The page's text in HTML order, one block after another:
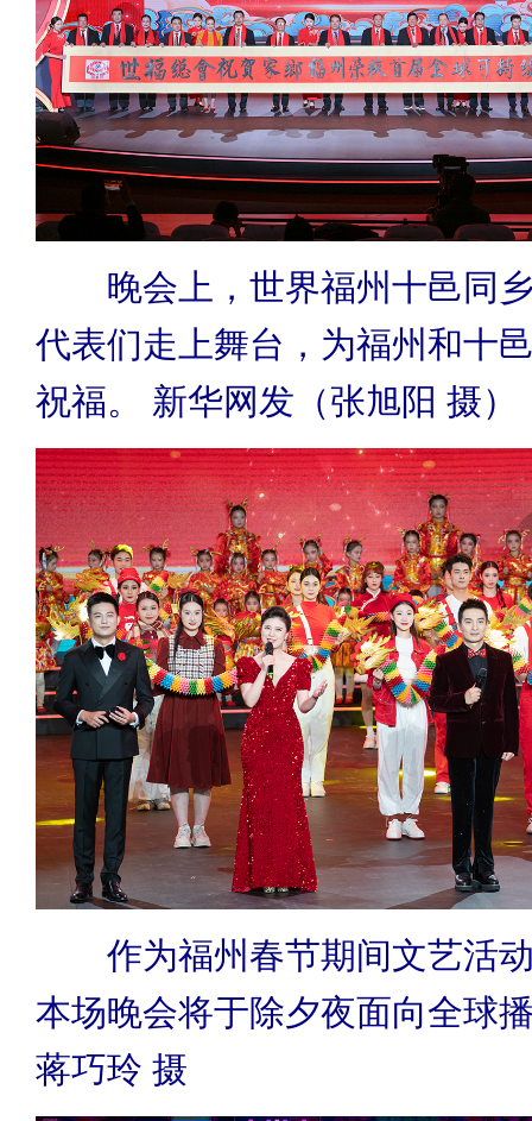
晚会上，世界福州十邑同乡
代表们走上舞台，为福州和十
祝福。 新华网发（张旭阳 摄）
作为福州春节期间文艺活动
本场晚会将于除夕夜面向全球
蒋巧玲 摄